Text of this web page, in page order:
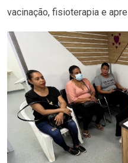
vacinação, fisioterapia e